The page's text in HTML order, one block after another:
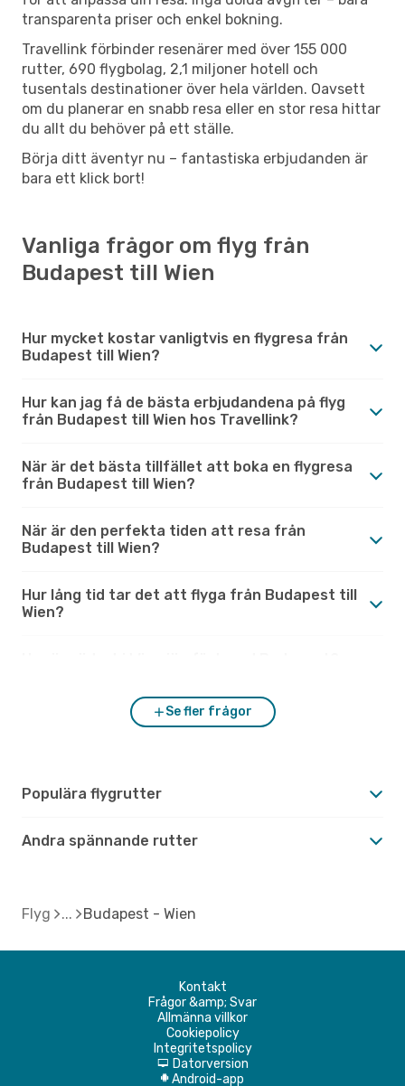
transparenta priser och enkel bokning.
Travellink förbinder resenärer med över 155 000
rutter, 690 flygbolag, 2,1 miljoner hotell och
tusentals destinationer över hela världen. Oavsett
om du planerar en snabb resa eller en stor resa hittar
du allt du behöver på ett ställe.
Börja ditt äventyr nu – fantastiska erbjudanden är
bara ett klick bort!
Vanliga frågor om flyg från
Budapest till Wien
Hur mycket kostar vanligtvis en flygresa från
Budapest till Wien?
Hur kan jag få de bästa erbjudandena på flyg
från Budapest till Wien hos Travellink?
När är det bästa tillfället att boka en flygresa
från Budapest till Wien?
När är den perfekta tiden att resa från
Budapest till Wien?
Hur lång tid tar det att flyga från Budapest till
Wien?
Se fler frågor
Populära flygrutter
Andra spännande rutter
Flyg Budapest - Wien
Kontakt
Frågor &amp; Svar
Allmänna villkor
Cookiepolicy
Integritetspolicy
d Datorversion
A Android-app